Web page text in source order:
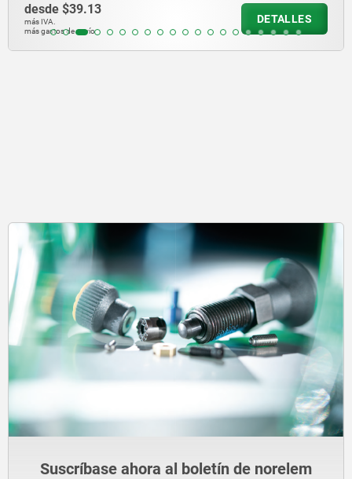
desde $39.13
más IVA.
más gastos de envío
DETALLES
Suscríbase ahora al boletín de norelem